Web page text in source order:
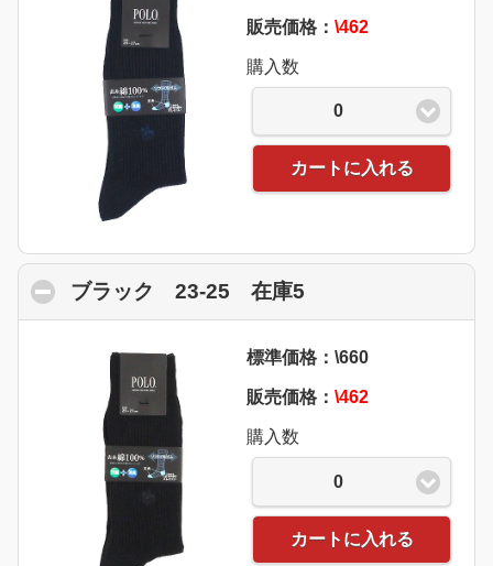
販売価格： \462
購入数
0
カートに入れる
ブラック 23-25 在庫5
標準価格：\660
販売価格： \462
購入数
0
カートに入れる